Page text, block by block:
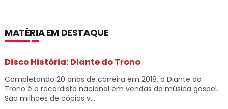
MATÉRIA EM DESTAQUE
Disco História: Diante do Trono
Completando 20 anos de carreira em 2018, o Diante do
Trono é o recordista nacional em vendas da música gospel.
São milhões de cópias v...